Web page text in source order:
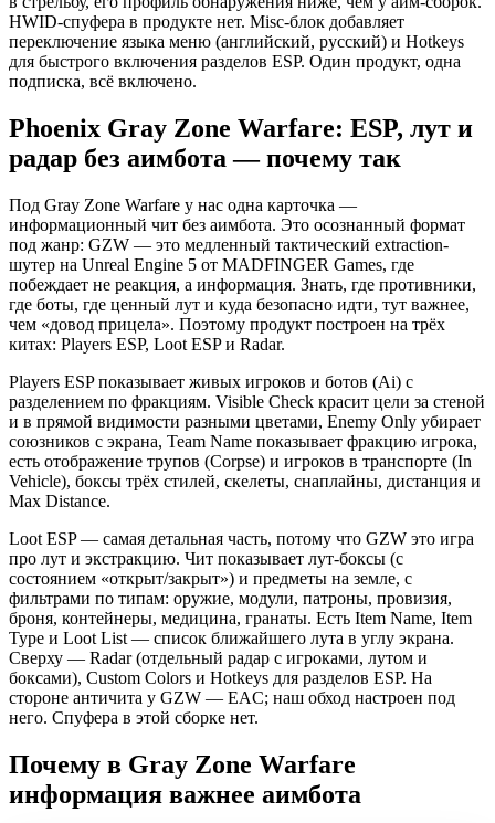
HWID-спуфера в продукте нет. Misc-блок добавляет
переключение языка меню (английский, русский) и Hotkeys
для быстрого включения разделов ESP. Один продукт, одна
подписка, всё включено.
Phoenix Gray Zone Warfare: ESP, лут и
радар без аимбота — почему так
Под Gray Zone Warfare у нас одна карточка —
информационный чит без аимбота. Это осознанный формат
под жанр: GZW — это медленный тактический extraction-
шутер на Unreal Engine 5 от MADFINGER Games, где
побеждает не реакция, а информация. Знать, где противники,
где боты, где ценный лут и куда безопасно идти, тут важнее,
чем «довод прицела». Поэтому продукт построен на трёх
китах: Players ESP, Loot ESP и Radar.
Players ESP показывает живых игроков и ботов (Ai) с
разделением по фракциям. Visible Check красит цели за стеной
и в прямой видимости разными цветами, Enemy Only убирает
союзников с экрана, Team Name показывает фракцию игрока,
есть отображение трупов (Corpse) и игроков в транспорте (In
Vehicle), боксы трёх стилей, скелеты, снаплайны, дистанция и
Max Distance.
Loot ESP — самая детальная часть, потому что GZW это игра
про лут и экстракцию. Чит показывает лут-боксы (с
состоянием «открыт/закрыт») и предметы на земле, с
фильтрами по типам: оружие, модули, патроны, провизия,
броня, контейнеры, медицина, гранаты. Есть Item Name, Item
Type и Loot List — список ближайшего лута в углу экрана.
Сверху — Radar (отдельный радар с игроками, лутом и
боксами), Custom Colors и Hotkeys для разделов ESP. На
стороне античита у GZW — EAC; наш обход настроен под
него. Спуфера в этой сборке нет.
Почему в Gray Zone Warfare
информация важнее аимбота